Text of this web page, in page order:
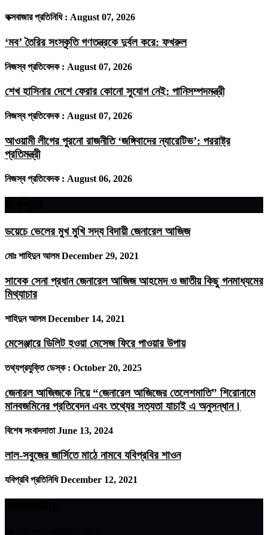
কক্সবাজার প্রতিনিধি : August 07, 2026
‘মব’ তৈরির সংস্কৃতি গণতন্ত্রকে দুর্বল করে: ফখরুল
নিজস্ব প্রতিবেদক : August 07, 2026
শেখ হাসিনার দেশে ফেরার কোনো সুযোগ নেই: পানিসম্পদমন্ত্রী
নিজস্ব প্রতিবেদক : August 07, 2026
আওয়ামী লীগের পুরনো রাজনীতি ‘জঙ্গিবাদের ন্যারেটিভ’: পররাষ্ট্র
প্রতিমন্ত্রী
নিজস্ব প্রতিবেদক : August 06, 2026
ডয়েচে ভেলের মুখ মুখি সদ্য বিদায়ী জেনারেল আজিজ
মোঃ শাহিদুন আলমDecember 29, 2021
সাবেক সেনা প্রধান জেনারেল আজিজ আহমেদ ও জাতীয় কিছু গনমাধ্যমের
মিথ্যাচার
শাহিদুন আলমDecember 14, 2021
মেসেঞ্জারে ডিলিট হওয়া মেসেজ ফিরে পাওয়ার উপায়
তথ্যপ্রযুক্তি ডেস্ক : October 20, 2025
জেনারল আজিজকে নিয়ে “জেনারেল আজিজের তেলেশমাতি” শিরোনামে
মানবজমিনের প্রতিবেদন এবং তথ্যের সত্যতা যাচাই এ অনুসন্ধান।
বিশেষ সংবাদদাতাJune 13, 2024
লাল-সবুজের জার্সিতে মাঠে নামবে যবিপ্রবির শাওন
যবিপ্রবি প্রতিনিধিDecember 12, 2021